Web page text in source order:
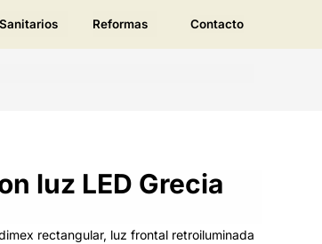
Sanitarios Reformas Contacto
luz LED Grecia
rectangular, luz frontal retroiluminada